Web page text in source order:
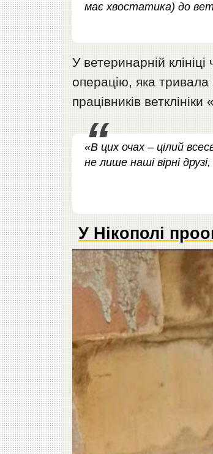
має хвостатика) до
У ветеринарній
операцію, яка
працівників
«В цих очах – цілий
не лише наші вірні
У Нікополі